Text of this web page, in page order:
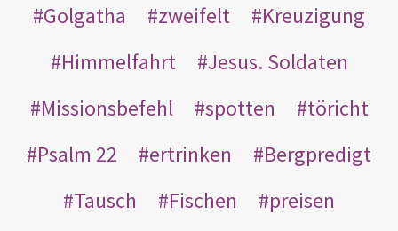
Golgatha
zweifelt
Kreuzigung
Himmelfahrt
Jesus. Soldaten
Missionsbefehl
spotten
töricht
Psalm 22
ertrinken
Bergpredigt
Tausch
Fischen
preisen